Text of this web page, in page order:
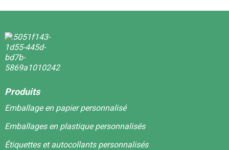
Produits
Emballage en papier personnalisé
Emballages en plastique personnalisés
Étiquettes et autocollants personnalisés